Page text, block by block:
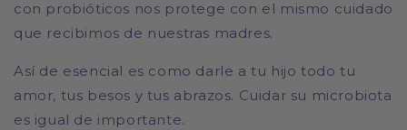
con probióticos nos protege con el mismo cuidado
que recibimos de nuestras madres.
Así de esencial es como darle a tu hijo todo tu
amor, tus besos y tus abrazos. Cuidar su microbiota
es igual de importante.